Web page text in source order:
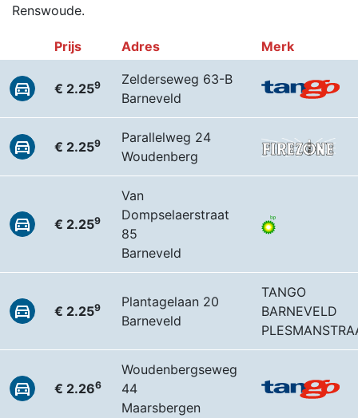
Renswoude.
Prijs Adres Merk
€ 2.259
Zelderseweg 63-B
Barneveld
€ 2.259
Parallelweg 24
Woudenberg
€ 2.259
Van
Dompselaerstraat
85
Barneveld
€ 2.259
Plantagelaan 20
Barneveld
TANGO
BARNEVELD
€ 2.266
Woudenbergseweg
44
Maarsbergen